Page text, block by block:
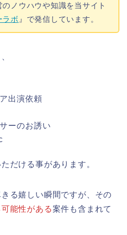
のノウハウや知識を当サイト
ラボ 』で発信しています。
出演依頼
ーのお誘い
だける事があります。
る嬉しい瞬間ですが、その
能性がある案件も含まれて